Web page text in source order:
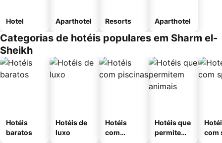
Hotel Aparthotel Resorts Aparthotel
Categorias de hotéis populares em Sharm el-
Sheikh
Hotéis
baratos
Hotéis de
luxo
Hotéis
com
Hotéis que
permitem
com